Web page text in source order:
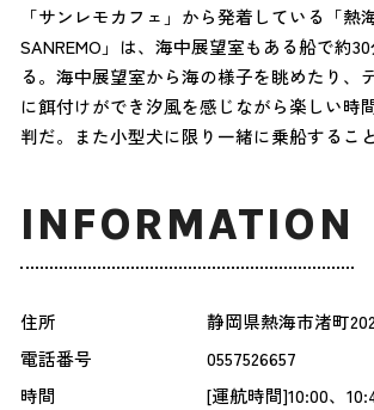
「サンレモカフェ」から発着している「熱
SANREMO」は、海中展望室もある船で約
る。海中展望室から海の様子を眺めたり、
に餌付けができ汐風を感じながら楽しい時
判だ。また小型犬に限り一緒に乗船するこ
INFORMATION
住所
静岡県熱海市渚町
電話番号
0557526657
時間
[運航時間]10:00、